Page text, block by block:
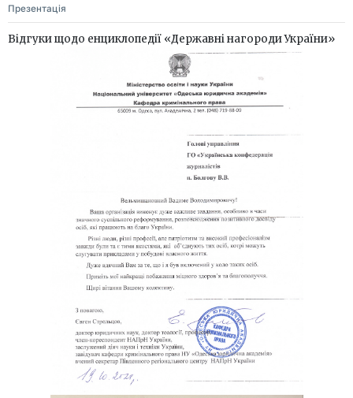
Презентація
Відгуки щодо енциклопедії «Державні нагороди України»